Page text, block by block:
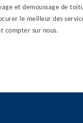
et demoussage de
le meilleur des
compter sur nous.